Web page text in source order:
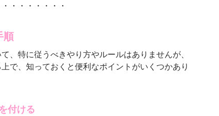
・・・・・・・
順
、特に従うべきやり方やルールはありませんが、
で、知っておくと便利なポイントがいくつかあり
付ける